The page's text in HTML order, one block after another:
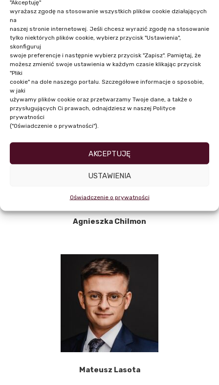
"Akceptuję"
wyrażasz zgodę na stosowanie wszystkich plików cookie działających
na
naszej stronie internetowej. Jeśli chcesz wyrazić zgodę na stosowanie
tylko niektórych plików cookie, wybierz przycisk "Ustawienia",
skonfiguruj
swoje preferencje i następnie wybierz przycisk "Zapisz". Pamiętaj, że
możesz zmienić swoje ustawienia w każdym czasie klikając przycisk
"Pliki
cookie" na dole naszego portalu. Szczegółowe informacje o sposobie,
w jaki
używamy plików cookie oraz przetwarzamy Twoje dane, a także o
przysługujących Ci prawach, odnajdziesz w naszej Polityce
prywatności
("Oświadczenie o prywatności").
AKCEPTUJĘ
USTAWIENIA
Oświadczenie o prywatności
Agnieszka Chilmon
Mateusz Lasota